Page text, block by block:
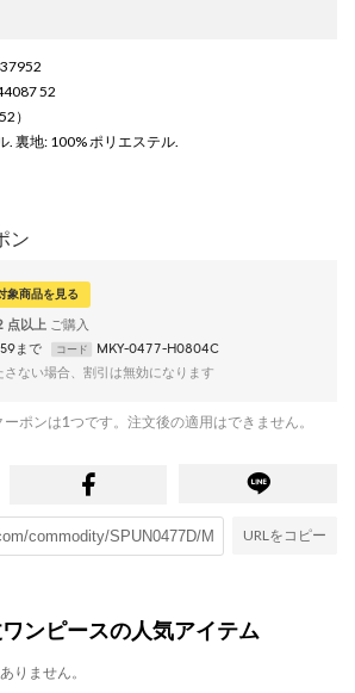
52
）
. 裏地: 100% ポリエステル.
ン
象商品を見る
点以上
まで コード
MKY-0477-H0804C
ない場合、割引は無効になります
ポンは1つです。注文後の適用はできません。
URLをコピー
ンピースの人気アイテム
りません。